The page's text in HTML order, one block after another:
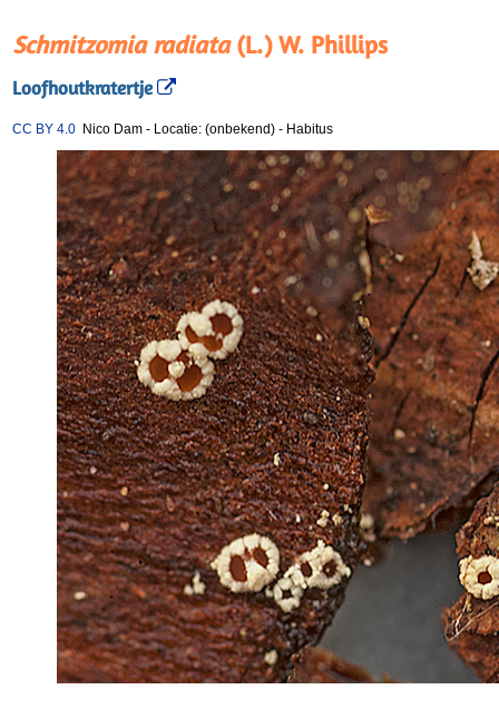
Schmitzomia radiata(L.) W. Phillips
Loofhoutkratertje
CC BY 4.0 Nico Dam - Locatie: (onbekend) - Habitus